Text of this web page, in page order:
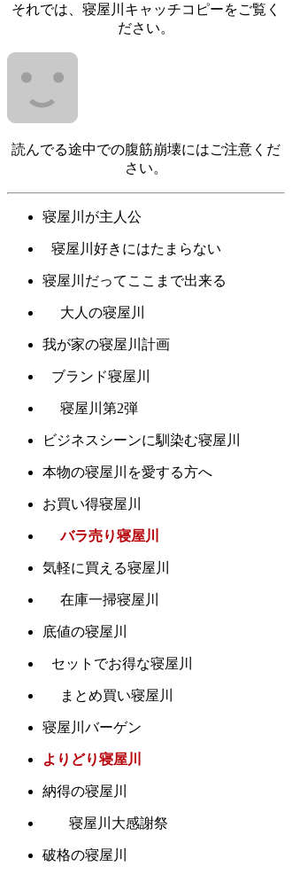
それでは、寝屋川キャッチコピーをご覧く
ださい。
読んでる途中での腹筋崩壊にはご注意くだ
さい。
寝屋川が主人公
寝屋川好きにはたまらない
寝屋川だってここまで出来る
大人の寝屋川
我が家の寝屋川計画
ブランド寝屋川
寝屋川第2弾
ビジネスシーンに馴染む寝屋川
本物の寝屋川を愛する方へ
お買い得寝屋川
バラ売り寝屋川
気軽に買える寝屋川
在庫一掃寝屋川
底値の寝屋川
セットでお得な寝屋川
まとめ買い寝屋川
寝屋川バーゲン
よりどり寝屋川
納得の寝屋川
寝屋川大感謝祭
破格の寝屋川